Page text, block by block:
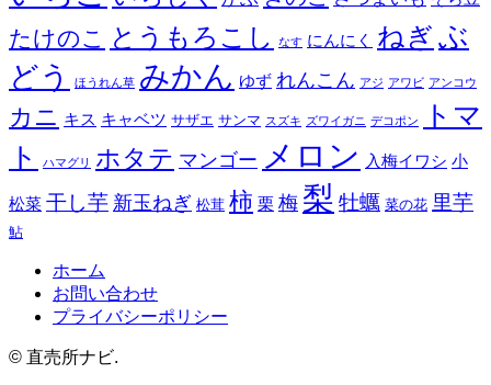
たけのこ とうもろこし なす にんにく ねぎ ぶ
どう
ほうれん草 みかん ゆず れんこん アジ アワビ アンコウ
カニ キス キャベツ サザエ サンマ スズキ ズワイガニ デコポン
トマ
ト
ハマグリ ホタテ マンゴー メロン 入梅イワシ 小
松菜 干し芋 新玉ねぎ 松茸 柿 栗 梅 梨 牡蠣 菜の花 里芋
鮎
ホーム
お問い合わせ
プライバシーポリシー
© 直売所ナビ.